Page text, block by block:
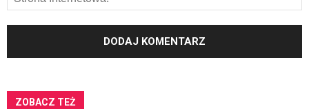
ZOBACZ TEŻ